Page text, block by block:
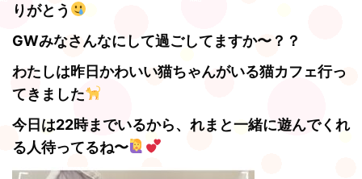
りがとう
GWみなさんなにして過ごしてますか〜？？
わたしは昨日かわいい猫ちゃんがいる猫カフェ行っ
てきました
今日は22時までいるから、れまと一緒に遊んでくれ
る人待ってるね〜